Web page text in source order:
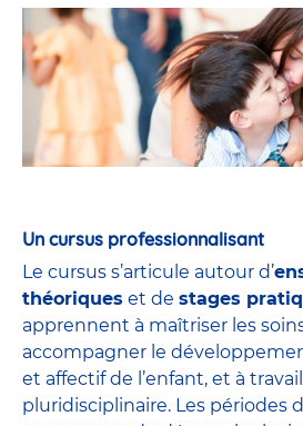
Un cursus professionnalisant
Le cursus s’articule autour d’
théoriques et de stages
apprennent à maîtriser les
accompagner le
et affectif de l’enfant, et à
pluridisciplinaire. Les périodes